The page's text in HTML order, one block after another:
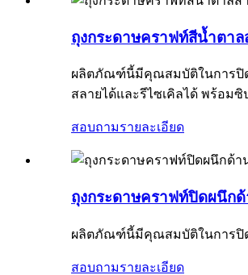
ถุงกระดาษคราฟท์สีน้ำตา
ผลิตภัณฑ์นี้มีคุณสมบัติในการปิด
สลายได้และรีไซเคิลได้ พร้อม
สอบถามรายละเอียด
ถุงกระดาษคราฟท์ปิดผนึก
ผลิตภัณฑ์นี้มีคุณสมบัติในการปิ
สอบถามรายละเอียด